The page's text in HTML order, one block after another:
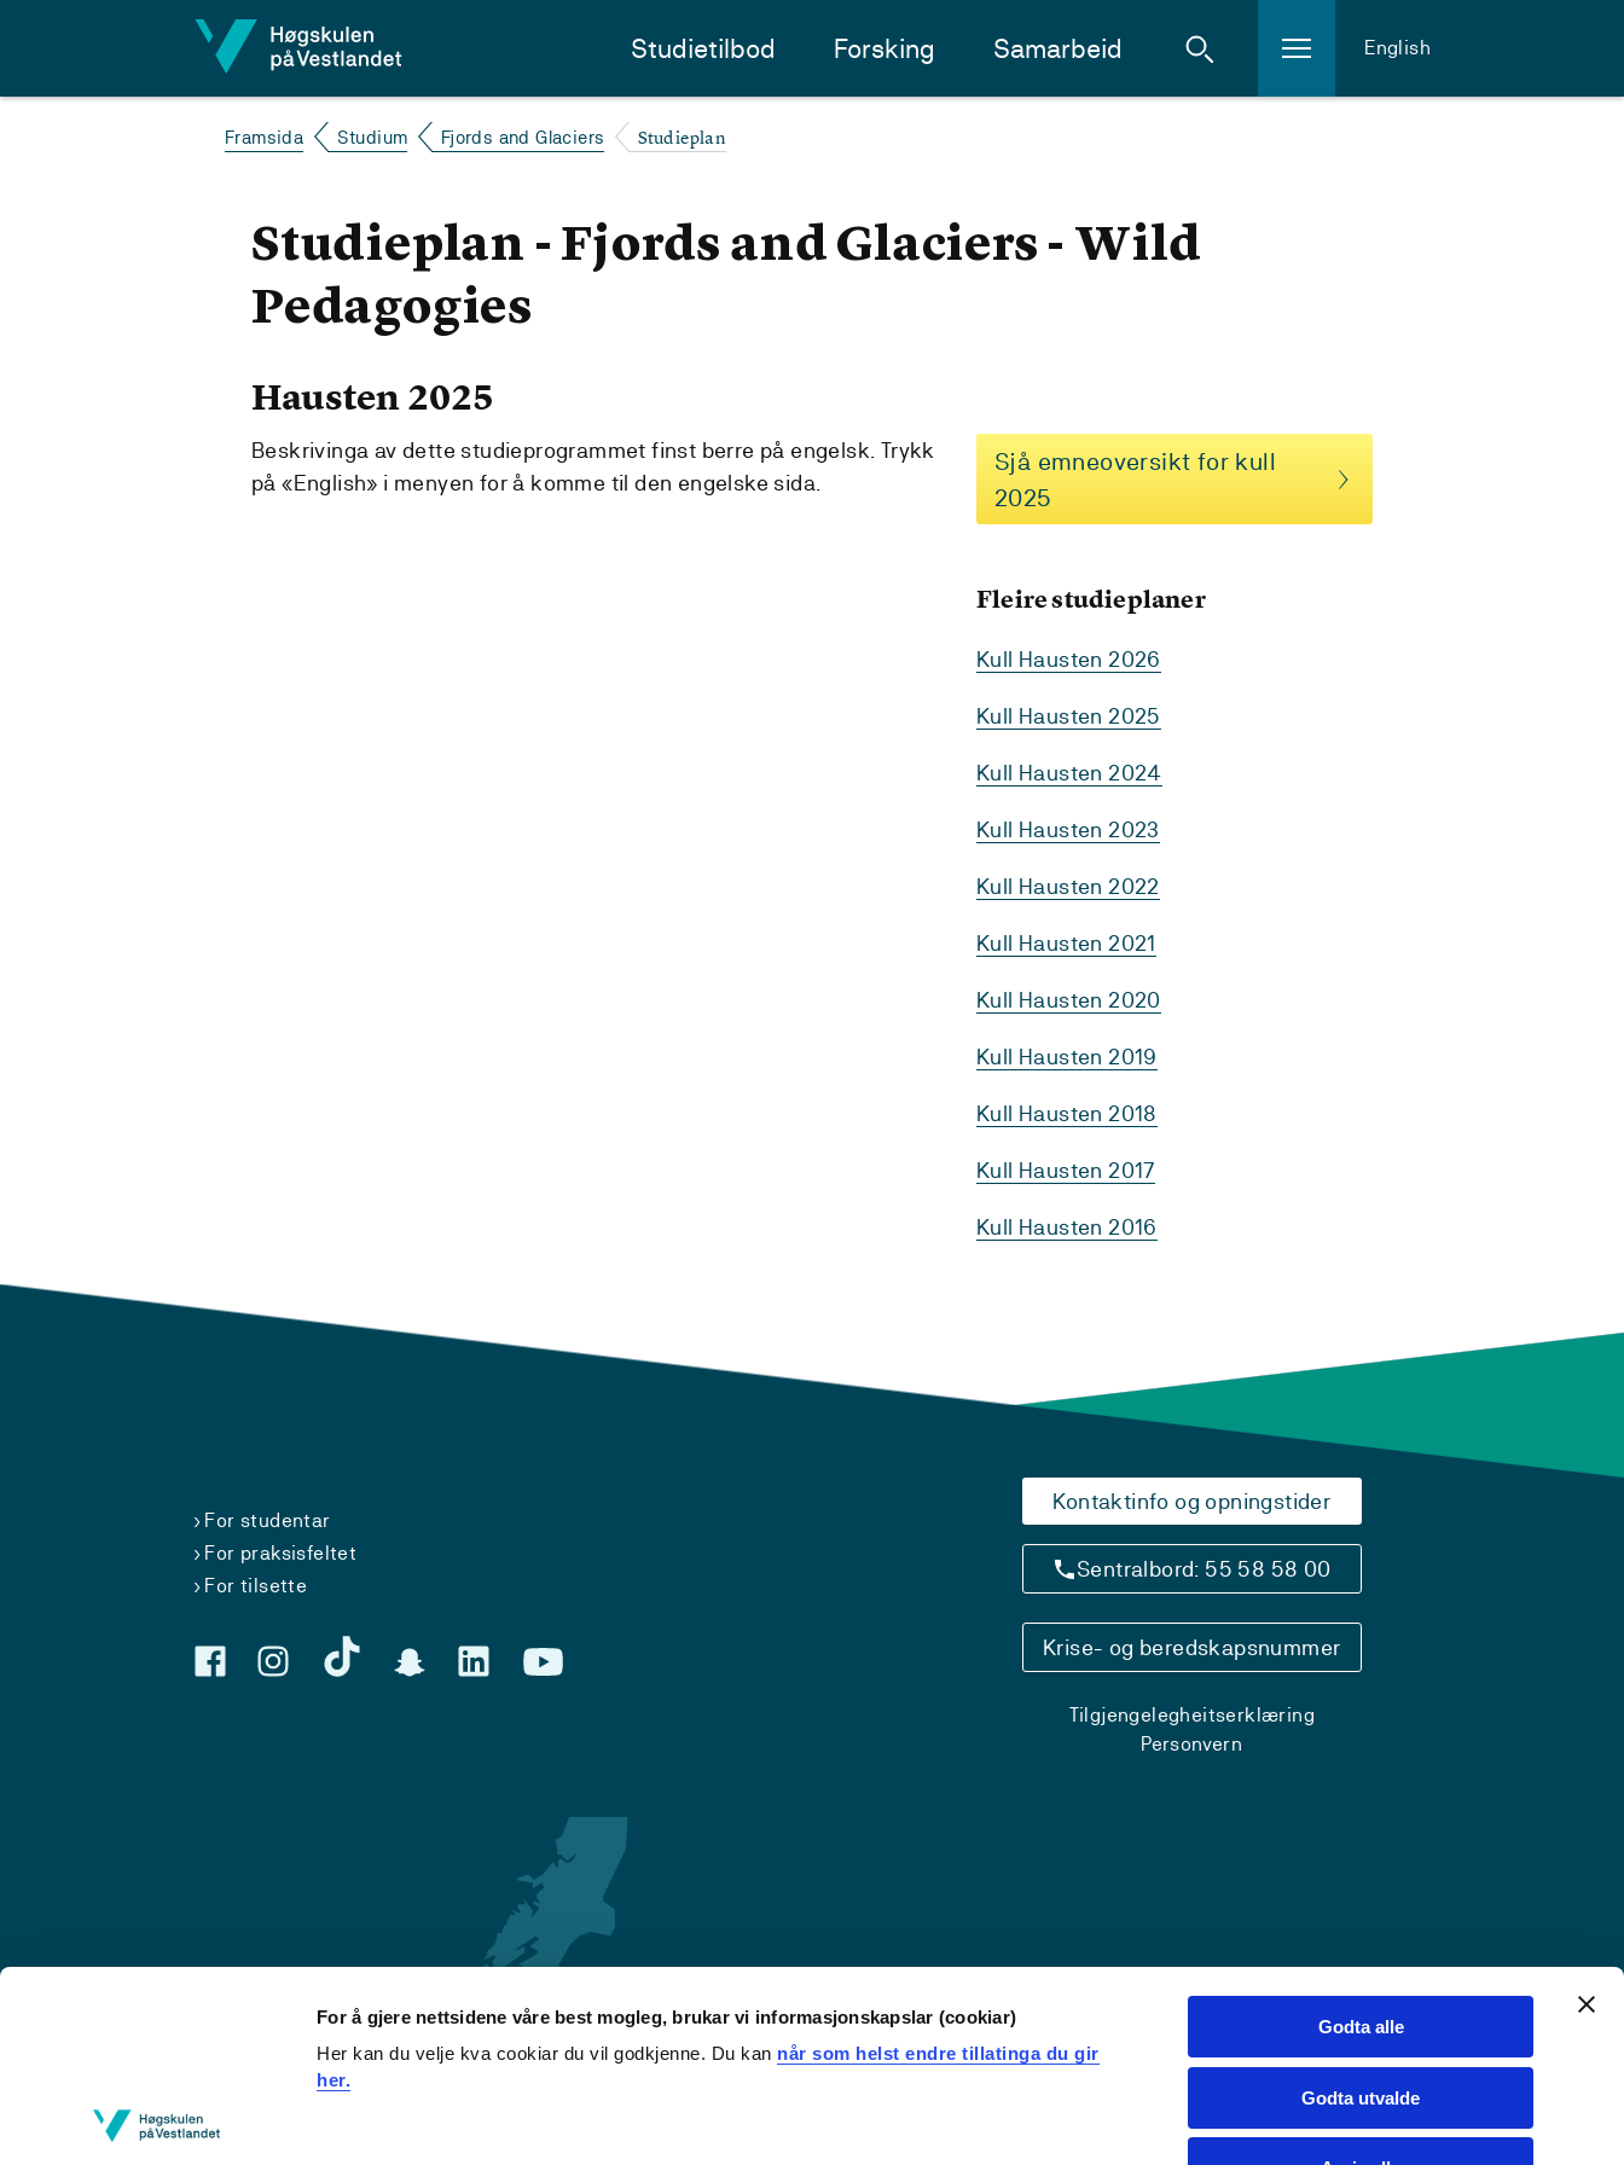
For å gjere nettsidene våre best mogleg, brukar vi informasjonskapslar (cookiar)
Her kan du velje kva cookiar du vil godkjenne. Du kan når som helst endre tillatinga du gir
her.
Godta alle
Godta utvalde
Studietilbod Forsking Samarbeid English
Framsida Studium Fjords and Glaciers Studieplan
Studieplan - Fjords and Glaciers - Wild
Pedagogies
Hausten 2025
Sjå emneoversikt for kull
2025
Fleire studieplaner
Kull Hausten 2026
Kull Hausten 2025
Kull Hausten 2024
Kull Hausten 2023
Kull Hausten 2022
Kull Hausten 2021
Kull Hausten 2020
Kull Hausten 2019
Kull Hausten 2018
Kull Hausten 2017
Kull Hausten 2016
Beskrivinga av dette studieprogrammet finst berre på engelsk. Trykk
på «English» i menyen for å komme til den engelske sida.
For studentar
For praksisfeltet
For tilsette
Kontaktinfo og opningstider
Sentralbord: 55 58 58 00
Krise- og beredskapsnummer
Tilgjengelegheitserklæring
Personvern